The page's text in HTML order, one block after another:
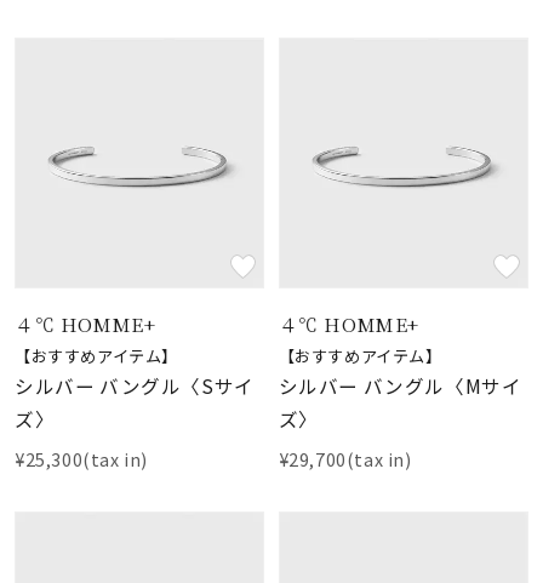
４℃ HOMME+
【おすすめアイテム】
シルバー バングル〈Sサイ
ズ〉
¥25,300(tax in)
４℃ HOMME+
【おすすめアイテム】
シルバー バングル〈Mサイ
ズ〉
¥29,700(tax in)